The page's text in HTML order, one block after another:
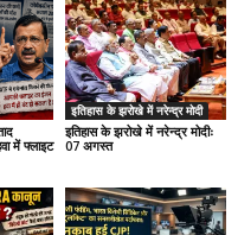
में फ्लाइट
इतिहास के झरोखे में नरेन्द्र मोदी
इतिहास के झरोखे में नरेन्द्र मोदीः
07 अगस्त